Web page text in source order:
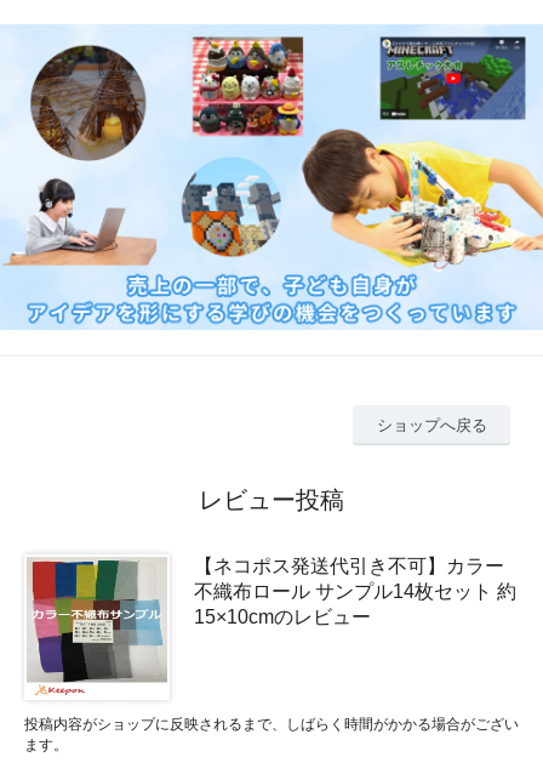
ショップへ戻る
レビュー投稿
【ネコポス発送代引き不可】カラー
不織布ロール サンプル14枚セット 約
15×10cmのレビュー
投稿内容がショップに反映されるまで、しばらく時間がかかる場合がござい
ます。